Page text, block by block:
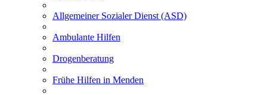
Allgemeiner Sozialer Dienst (ASD)
Ambulante Hilfen
Drogenberatung
Frühe Hilfen in Menden